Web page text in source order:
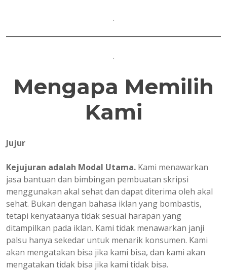
.
.
Mengapa Memilih
Kami
Jujur
Kejujuran adalah Modal Utama. Kami menawarkan
jasa bantuan dan bimbingan pembuatan skripsi
menggunakan akal sehat dan dapat diterima oleh akal
sehat. Bukan dengan bahasa iklan yang bombastis,
tetapi kenyataanya tidak sesuai harapan yang
ditampilkan pada iklan. Kami tidak menawarkan janji
palsu hanya sekedar untuk menarik konsumen. Kami
akan mengatakan bisa jika kami bisa, dan kami akan
mengatakan tidak bisa jika kami tidak bisa.